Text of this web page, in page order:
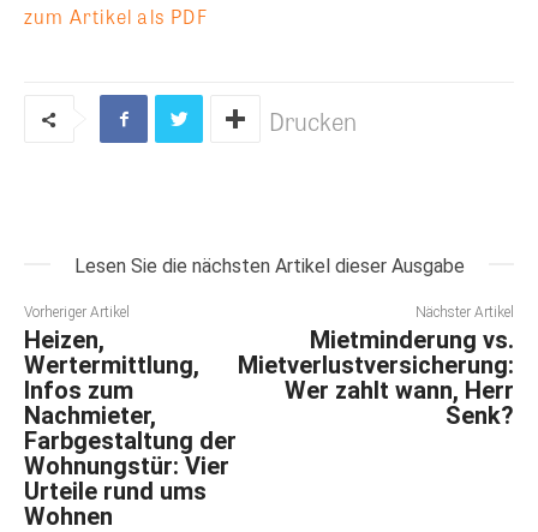
zum Artikel als PDF
Drucken
Lesen Sie die nächsten Artikel dieser Ausgabe
Vorheriger Artikel
Heizen,
Wertermittlung,
Infos zum
Nachmieter,
Farbgestaltung der
Wohnungstür: Vier
Urteile rund ums
Wohnen
Nächster Artikel
Mietminderung vs.
Mietverlustversicherung:
Wer zahlt wann, Herr
Senk?